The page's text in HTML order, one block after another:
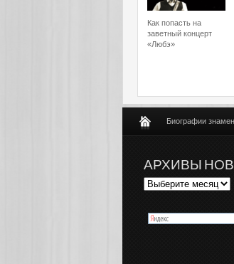
Как попасть на
заветный концерт
«Любэ»
Биографии
АРХИВЫ